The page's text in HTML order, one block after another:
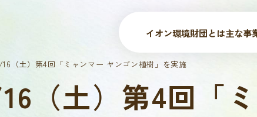
イオン環境財団とは主な事
（土）第4回「ミャンマー ヤンゴン植樹」を実施
（土）第4回「